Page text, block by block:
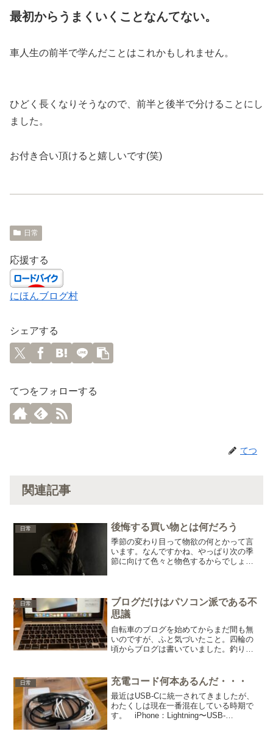
最初からうまくいくことなんてない。
車人生の前半で学んだことはこれかもしれません。
ひどく長くなりそうなので、前半と後半で分けることにし
ました。
お付き合い頂けると嬉しいです(笑)
日常
応援する
にほんブログ村
シェアする
てつをフォローする
てつ
関連記事
日常 後悔する買い物とは何だろう
季節の変わり目って物欲の何とかって言
います。なんですかね、やっぱり次の季
節に向けて色々と物色するからでしょう
うとか？(笑)今日に至る...
日常
ブログだけはパソコン派である不
思議
自転車のブログを始めてからまだ間も無
いのですが、ふと気づいたこと。四輪の
頃からブログは書いていました。釣りの
やめてしまったので、書くネタがすっか
り無くなってしまいま...
日常 充電コード何本あるんだ・・・
最近はUSB-Cに統一されてきましたが、
わたくしは現在一番混在している時期で
す。 iPhone：Lightning〜USB-